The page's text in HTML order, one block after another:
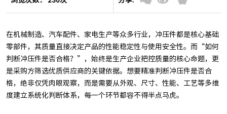
在机械制造、汽车配件、家电生产等众多行业，冲压件都是核心基础
零部件，其质量直接决定产品的性能稳定性与使用安全性。而“如何
判断冲压件是否合格？”，始终是生产企业把控质量的核心命题，更
是采购方筛选优质供应商的关键依据。想要精准判断冲压件是否合
格，绝非仅凭肉眼观察，而是需要从外观、尺寸、性能、工艺等多维
度建立系统化判断体系，每一个环节都容不得半点马虎。